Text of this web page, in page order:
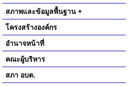
สภาพและข้อมูลพื้นฐาน +
โครงสร้างองค์กร
อำนาจหน้าที่
คณะผู้บริหาร
สภา อบต.